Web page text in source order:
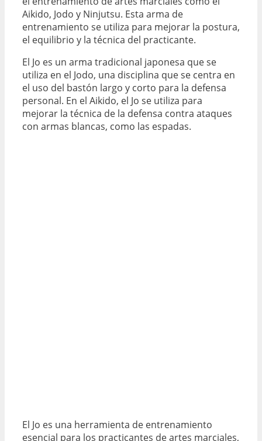
Aikido, Jodo y Ninjutsu. Esta arma de
entrenamiento se utiliza para mejorar la postura,
el equilibrio y la técnica del practicante.
El Jo es un arma tradicional japonesa que se
utiliza en el Jodo, una disciplina que se centra en
el uso del bastón largo y corto para la defensa
personal. En el Aikido, el Jo se utiliza para
mejorar la técnica de la defensa contra ataques
con armas blancas, como las espadas.
El Jo es una herramienta de entrenamiento
esencial para los practicantes de artes marciales,